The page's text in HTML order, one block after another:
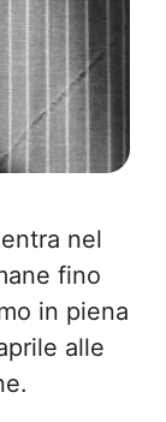
nel
fino
in piena
alle